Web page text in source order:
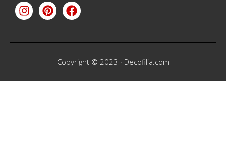
Instagram
PinterestFacebook
Copyright © 2023 · Decofilia.com